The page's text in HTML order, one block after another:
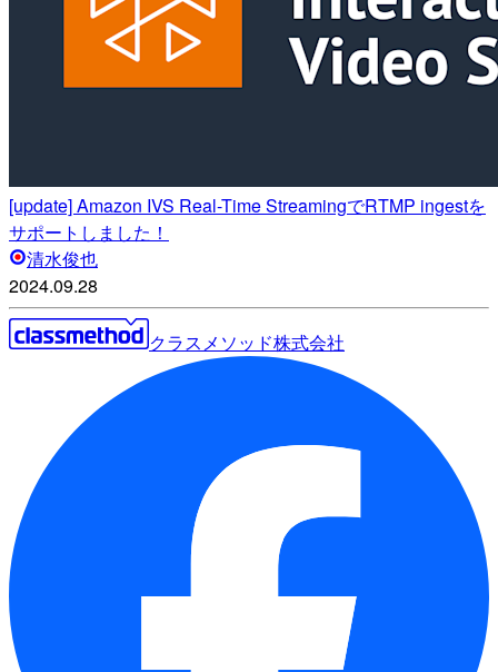
[update] Amazon IVS Real-Time StreamingでRTMP ingestを
サポートしました！
清水俊也
2024.09.28
クラスメソッド株式会社